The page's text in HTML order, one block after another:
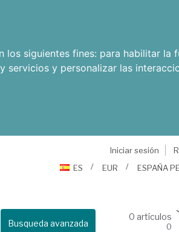
los siguientes fines: para habilitar la
servicios y personalizar las
Iniciar sesión
ES
EUR ESPAÑA
Busqueda avanzada
0 artículos
0